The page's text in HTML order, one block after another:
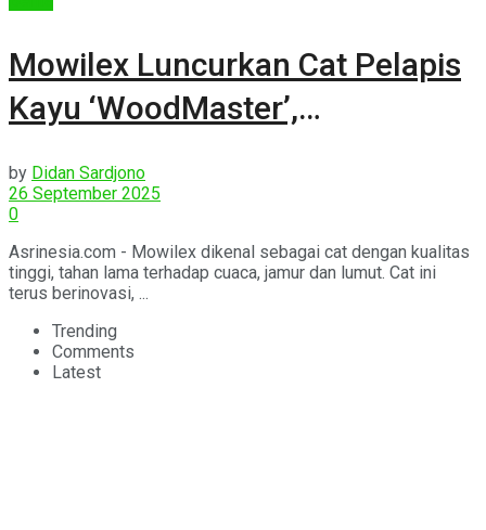
Mowilex Luncurkan Cat Pelapis
Kayu ‘WoodMaster’,
by Didan Sardjono
26 September 2025
0
Asrinesia.com - Mowilex dikenal sebagai cat dengan kualitas
tinggi, tahan lama terhadap cuaca, jamur dan lumut. Cat ini
terus berinovasi, ...
Trending
Comments
Latest